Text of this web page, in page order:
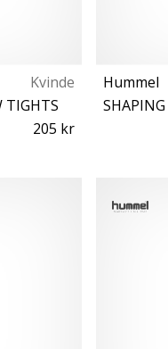
Kvinde
TIGHTS
205 kr
Hummel